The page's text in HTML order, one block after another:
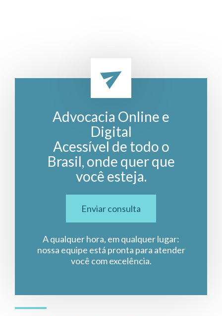
Advocacia Online e
Digital
Acessível de todo o
Brasil, onde quer que
você esteja.
Enviar consulta
A qualquer hora, em qualquer lugar:
nossa equipe está pronta para atender
você com excelência.